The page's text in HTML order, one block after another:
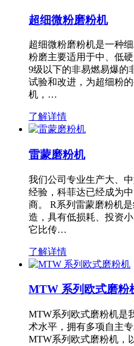
超细微粉磨粉机
超细微粉磨粉机是一种
粉磨主要适用于中、低
9级以下的非易燃易爆的
试验和改进，为超细粉
机，…
了解详情
雷蒙磨粉机
我们公司专业生产大、
经验，科菲达已经成为
商。 R系列雷蒙磨粉机
造，具有低损耗、投资
它比传…
了解详情
MTW 系列欧式磨粉
MTW系列欧式磨粉机是
术水平，拥有多项自主
MTW系列欧式磨粉机，